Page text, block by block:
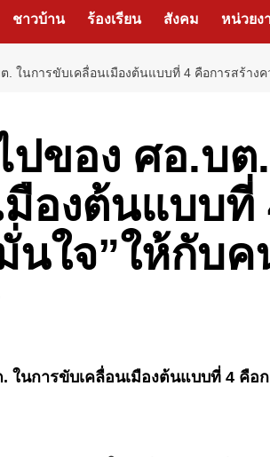
ชาวบ้าน ร้องเรียน สังคม หน่วยง
. ในการขับเคลื่อนเมืองต้นแบบที่ 4 คือการสร้าง
ปของ ศอ.บ
มืองต้นแบบที่
นใจ”ให้กับ
ในการขับเคลื่อนเมืองต้นแบบที่ 4 คือ